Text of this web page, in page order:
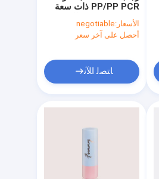
PP/PP PCR ذات سعة
صغيرة مع قرص للسفر
الأسعار:negotiable
أحصل على آخر سعر
ﺎﺘﺼﻟ ﺍﻶﻧ